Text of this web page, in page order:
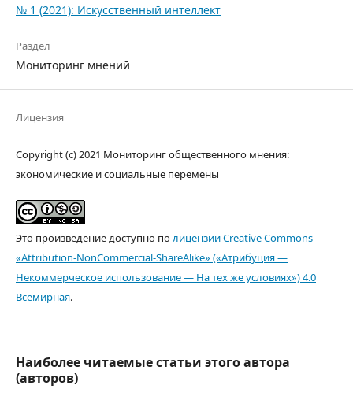
№ 1 (2021): Искусственный интеллект
Раздел
Мониторинг мнений
Лицензия
Copyright (c) 2021 Мониторинг общественного мнения:
экономические и социальные перемены
Это произведение доступно полицензии Creative Commons
«Attribution-NonCommercial-ShareAlike» («Атрибуция —
Некоммерческое использование — На тех же условиях») 4.0
Всемирная.
Наиболее читаемые статьи этого автора
(авторов)